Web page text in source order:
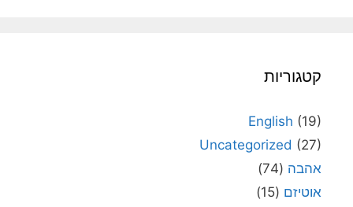
קטגוריות
English (19)
Uncategorized (27)
אהבה (74)
אוטיזם (15)